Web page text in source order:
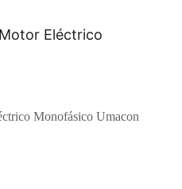
Monofásico Umacon